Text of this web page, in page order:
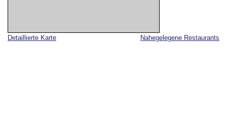
Nahegelegene Restaurants
Detaillierte Karte